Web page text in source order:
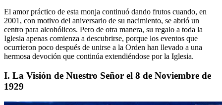
El amor práctico de esta monja continuó dando frutos cuando, en
2001, con motivo del aniversario de su nacimiento, se abrió un
centro para alcohólicos. Pero de otra manera, su regalo a toda la
Iglesia apenas comienza a descubrirse, porque los eventos que
ocurrieron poco después de unirse a la Orden han llevado a una
hermosa devoción que continúa extendiéndose por la Iglesia.
I. La Visión de Nuestro Señor el 8 de Noviembre de
1929